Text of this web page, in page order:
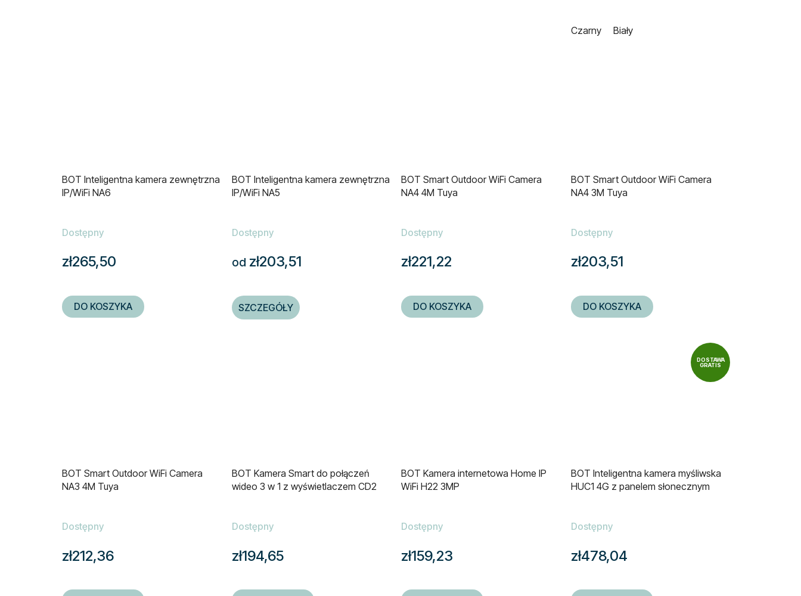
Czarny Biały
BOT Inteligentna kamera zewnętrzna
IP/WiFi NA6
Dostępny
zł265,50
DO KOSZYKA
BOT Inteligentna kamera zewnętrzna
IP/WiFi NA5
Dostępny
od zł203,51
SZCZEGÓŁY
BOT Smart Outdoor WiFi Camera
NA4 4M Tuya
Dostępny
zł221,22
DO KOSZYKA
BOT Smart Outdoor WiFi Camera
NA4 3M Tuya
Dostępny
zł203,51
DO KOSZYKA
BOT Smart Outdoor WiFi Camera
NA3 4M Tuya
Dostępny
zł212,36
BOT Kamera Smart do połączeń
wideo 3 w 1 z wyświetlaczem CD2
Dostępny
zł194,65
BOT Kamera internetowa Home IP
WiFi H22 3MP
Dostępny
zł159,23
DOSTAWA
GRATIS
BOT Inteligentna kamera myśliwska
HUC1 4G z panelem słonecznym
Dostępny
zł478,04